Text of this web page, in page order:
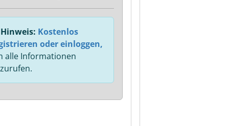
Kostenlos
oder einloggen,
alle Informationen